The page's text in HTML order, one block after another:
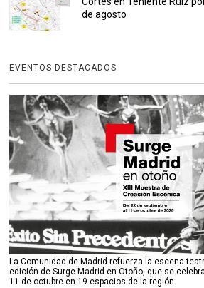
de agosto
EVENTOS DESTACADOS
La Comunidad de Madrid refuerza la escena
edición de Surge Madrid en Otoño, que se
11 de octubre en 19 espacios de la región.